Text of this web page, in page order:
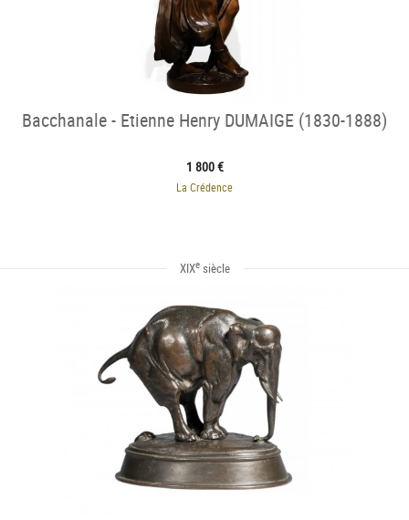
Bacchanale - Etienne Henry DUMAIGE (1830-1888)
1 800 €
La Crédence
XIXesiècle